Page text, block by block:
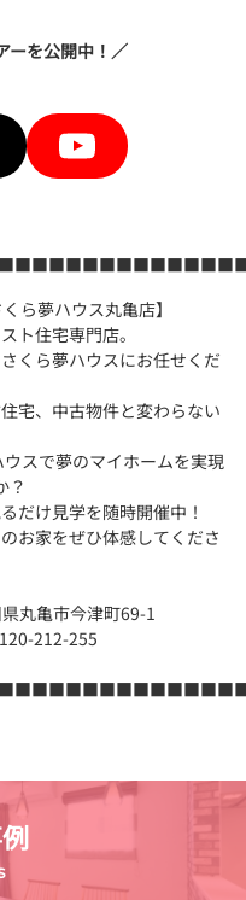
ーを公開中！／
YouTube
ら夢ハウス丸亀店】
ト住宅専門店。
くら夢ハウスにお任せくだ
宅、中古物件と変わらない
スで夢のマイホームを実現
？
だけ見学を随時開催中！
お家をぜひ体感してくださ
丸亀市今津町69-1
212-255